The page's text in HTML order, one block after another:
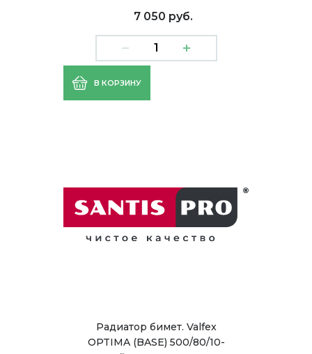
7 050 руб.
В КОРЗИНУ
Радиатор бимет. Valfex
OPTIMA (BASE) 500/80/10-